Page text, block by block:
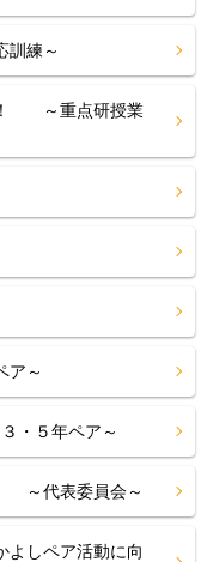
練～
！ ～重点研授業
～
・５年ペア～
～代表委員会～
しペア活動に向